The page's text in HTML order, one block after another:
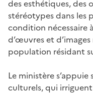
des esthétiques, des
stéréotypes dans les
condition nécessaire
d’œuvres et
population résidant
Le ministère
culturels, qui